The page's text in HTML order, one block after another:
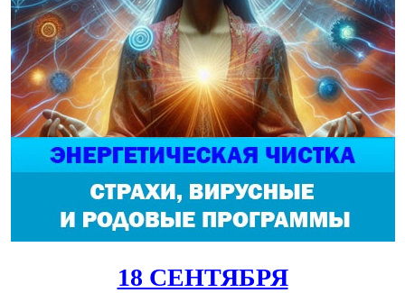
18 СЕНТЯБРЯ